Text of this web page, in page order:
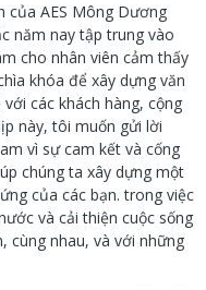
của AES Mông Dương
năm nay tập trung vào
cho nhân viên cảm thấy
khóa để xây dựng văn
các khách hàng, cộng
này, tôi muốn gửi lời
vì sự cam kết và cống
chúng ta xây dựng một
của các bạn. trong việc
và cải thiện cuộc sống
cùng nhau, và với những